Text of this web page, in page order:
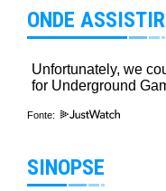
ONDE ASSISTIR
Fonte:
SINOPSE